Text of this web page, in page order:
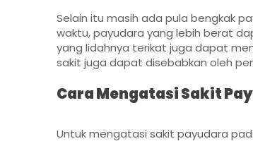
Selain itu masih ada pula bengkak
waktu, payudara yang lebih berat
yang lidahnya terikat juga dapat
sakit juga dapat disebabkan oleh
Cara Mengatasi Sakit
Untuk mengatasi sakit payudara